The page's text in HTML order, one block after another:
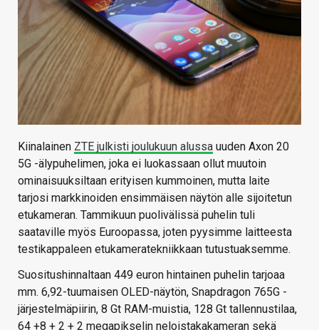
HAKU
Kiinalainen ZTE julkisti joulukuun alussa uuden Axon 20
5G -älypuhelimen, joka ei luokassaan ollut muutoin
ominaisuuksiltaan erityisen kummoinen, mutta laite
tarjosi markkinoiden ensimmäisen näytön alle sijoitetun
etukameran. Tammikuun puolivälissä puhelin tuli
saataville myös Euroopassa, joten pyysimme laitteesta
testikappaleen etukameratekniikkaan tutustuaksemme.
Suositushinnaltaan 449 euron hintainen puhelin tarjoaa
mm. 6,92-tuumaisen OLED-näytön, Snapdragon 765G -
järjestelmäpiirin, 8 Gt RAM-muistia, 128 Gt tallennustilaa,
64 +8 + 2 + 2 megapikselin neloistakakameran sekä